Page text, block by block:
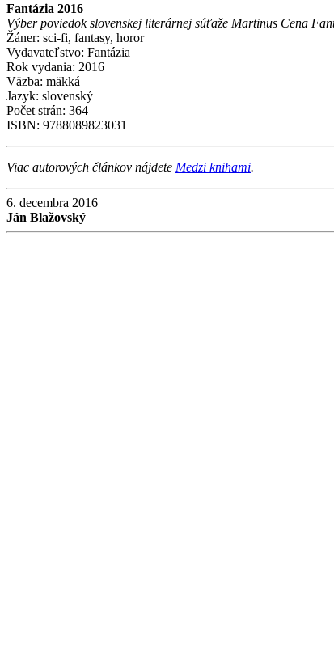
Fantázia 2016
Výber poviedok slovenskej literárnej súťaže Martinus Cena
Žáner: sci-fi, fantasy, horor
Vydavateľstvo: Fantázia
Rok vydania: 2016
Väzba: mäkká
Jazyk: slovenský
Počet strán: 364
ISBN: 9788089823031
Viac autorových článkov nájdete Medzi knihami.
6. decembra 2016
Ján Blažovský